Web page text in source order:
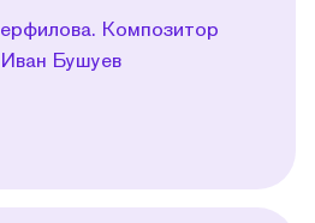
Композитор
Бушуев